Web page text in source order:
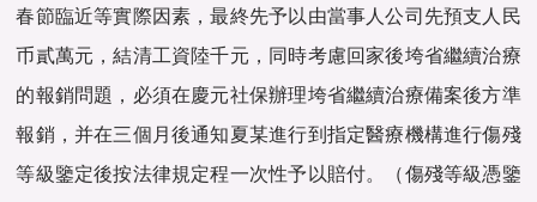
春節臨近等實際因素，最終先予以由當事人公司先預支人民
币貳萬元，結清工資陸千元，同時考慮回家後垮省繼續治療
的報銷問題，必須在慶元社保辦理垮省繼續治療備案後方準
報銷，并在三個月後通知夏某進行到指定醫療機構進行傷殘
等級鑒定後按法律規定程一次性予以賠付。（傷殘等級憑鑒